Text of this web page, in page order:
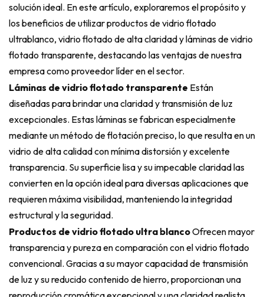
solución ideal. En este artículo, exploraremos el propósito y
los beneficios de utilizar productos de vidrio flotado
ultrablanco, vidrio flotado de alta claridad y láminas de vidrio
flotado transparente, destacando las ventajas de nuestra
empresa como proveedor líder en el sector.
Láminas de vidrio flotado transparente Están
diseñadas para brindar una claridad y transmisión de luz
excepcionales. Estas láminas se fabrican especialmente
mediante un método de flotación preciso, lo que resulta en un
vidrio de alta calidad con mínima distorsión y excelente
transparencia. Su superficie lisa y su impecable claridad las
convierten en la opción ideal para diversas aplicaciones que
requieren máxima visibilidad, manteniendo la integridad
estructural y la seguridad.
Productos de vidrio flotado ultra blancoOfrecen mayor
transparencia y pureza en comparación con el vidrio flotado
convencional. Gracias a su mayor capacidad de transmisión
de luz y su reducido contenido de hierro, proporcionan una